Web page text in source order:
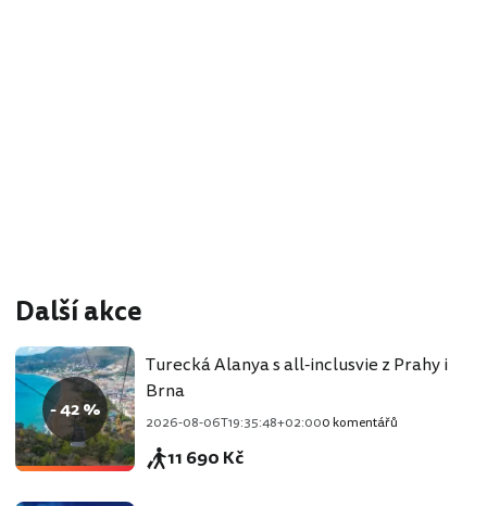
Další akce
- 42 %
Turecká Alanya s all-inclusvie z Prahy i
Brna
2026-08-06T19:35:48+02:000 komentářů
11 690 Kč